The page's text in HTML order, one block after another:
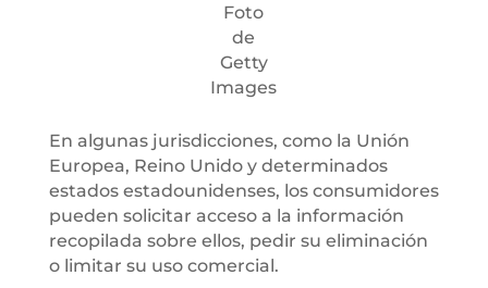
Foto
de
Getty
Images
En algunas jurisdicciones, como la Unión
Europea, Reino Unido y determinados
estados estadounidenses, los consumidores
pueden solicitar acceso a la información
recopilada sobre ellos, pedir su eliminación
o limitar su uso comercial.